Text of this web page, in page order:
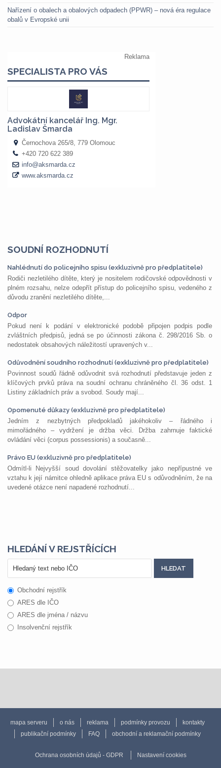
Nařízení o obalech a obalových odpadech (PPWR) – nová éra regulace
obalů v Evropské unii
SOUDNÍ ROZHODNUTÍ
Nahlédnutí do policejního spisu (exkluzivně pro předplatitele)
Rodiči nezletilého dítěte, který je nositelem rodičovské odpovědnosti v
plném rozsahu, nelze odepřít přístup do policejního spisu, vedeného z
důvodu zranění nezletilého dítěte,...
Odpor
Pokud není k podání v elektronické podobě připojen podpis podle
zvláštních předpisů, jedná se po účinnosti zákona č. 298/2016 Sb. o
nedostatek obsahových náležitostí upravených v...
Odůvodnění soudního rozhodnutí (exkluzivně pro předplatitele)
Povinnost soudů řádně odůvodnit svá rozhodnutí představuje jeden z
klíčových prvků práva na soudní ochranu chráněného čl. 36 odst. 1
Listiny základních práv a svobod. Soudy mají...
Opomenuté důkazy (exkluzivně pro předplatitele)
Jedním z nezbytných předpokladů jakéhokoliv – řádného i
mimořádného – vydržení je držba věci. Držba zahrnuje faktické
ovládání věci (corpus possessionis) a současně...
Právo EU (exkluzivně pro předplatitele)
Odmítl-li Nejvyšší soud dovolání stěžovatelky jako nepřípustné ve
vztahu k její námitce ohledně aplikace práva EU s odůvodněním, že na
uvedené otázce není napadené rozhodnutí...
HLEDÁNÍ V REJSTŘÍCÍCH
Obchodní rejstřík
ARES dle IČO
ARES dle jména / názvu
Insolvenční rejstřík
mapa serveru o nás reklama podmínky provozu
kontakty
publikační podmínky
FAQ obchodní a reklamační podmínky
Ochrana osobních údajů - GDPR Nastavení cookies